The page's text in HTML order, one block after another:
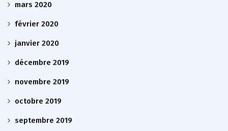
mars 2020
février 2020
janvier 2020
décembre 2019
novembre 2019
octobre 2019
septembre 2019